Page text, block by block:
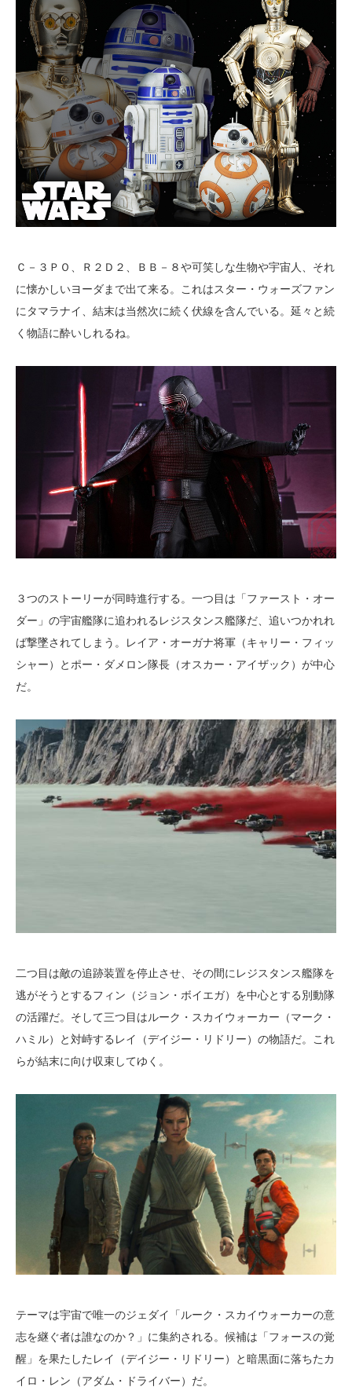
Ｃ－３ＰＯ、Ｒ２Ｄ２、ＢＢ－８や可笑しな生物や宇宙人、それ
に懐かしいヨーダまで出て来る。これはスター・ウォーズファン
にタマラナイ、結末は当然次に続く伏線を含んでいる。延々と続
く物語に酔いしれるね。
３つのストーリーが同時進行する。一つ目は「ファースト・オー
ダー」の宇宙艦隊に追われるレジスタンス艦隊だ、追いつかれれ
ば撃墜されてしまう。レイア・オーガナ将軍（キャリー・フィッ
シャー）とポー・ダメロン隊長（オスカー・アイザック）が中心
だ。
二つ目は敵の追跡装置を停止させ、その間にレジスタンス艦隊を
逃がそうとするフィン（ジョン・ボイエガ）を中心とする別動隊
の活躍だ。そして三つ目はルーク・スカイウォーカー（マーク・
ハミル）と対峙するレイ（デイジー・リドリー）の物語だ。これ
らが結末に向け収束してゆく。
テーマは宇宙で唯一のジェダイ「ルーク・スカイウォーカーの意
志を継ぐ者は誰なのか？」に集約される。候補は「フォースの覚
醒」を果たしたレイ（デイジー・リドリー）と暗黒面に落ちたカ
イロ・レン（アダム・ドライバー）だ。